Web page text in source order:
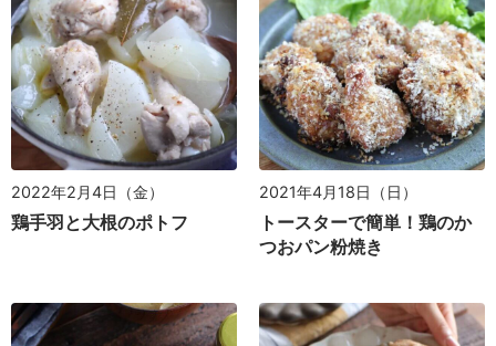
2022年2月4日（金）
鶏手羽と大根のポトフ
2021年4月18日（日）
トースターで簡単！鶏のか
つおパン粉焼き